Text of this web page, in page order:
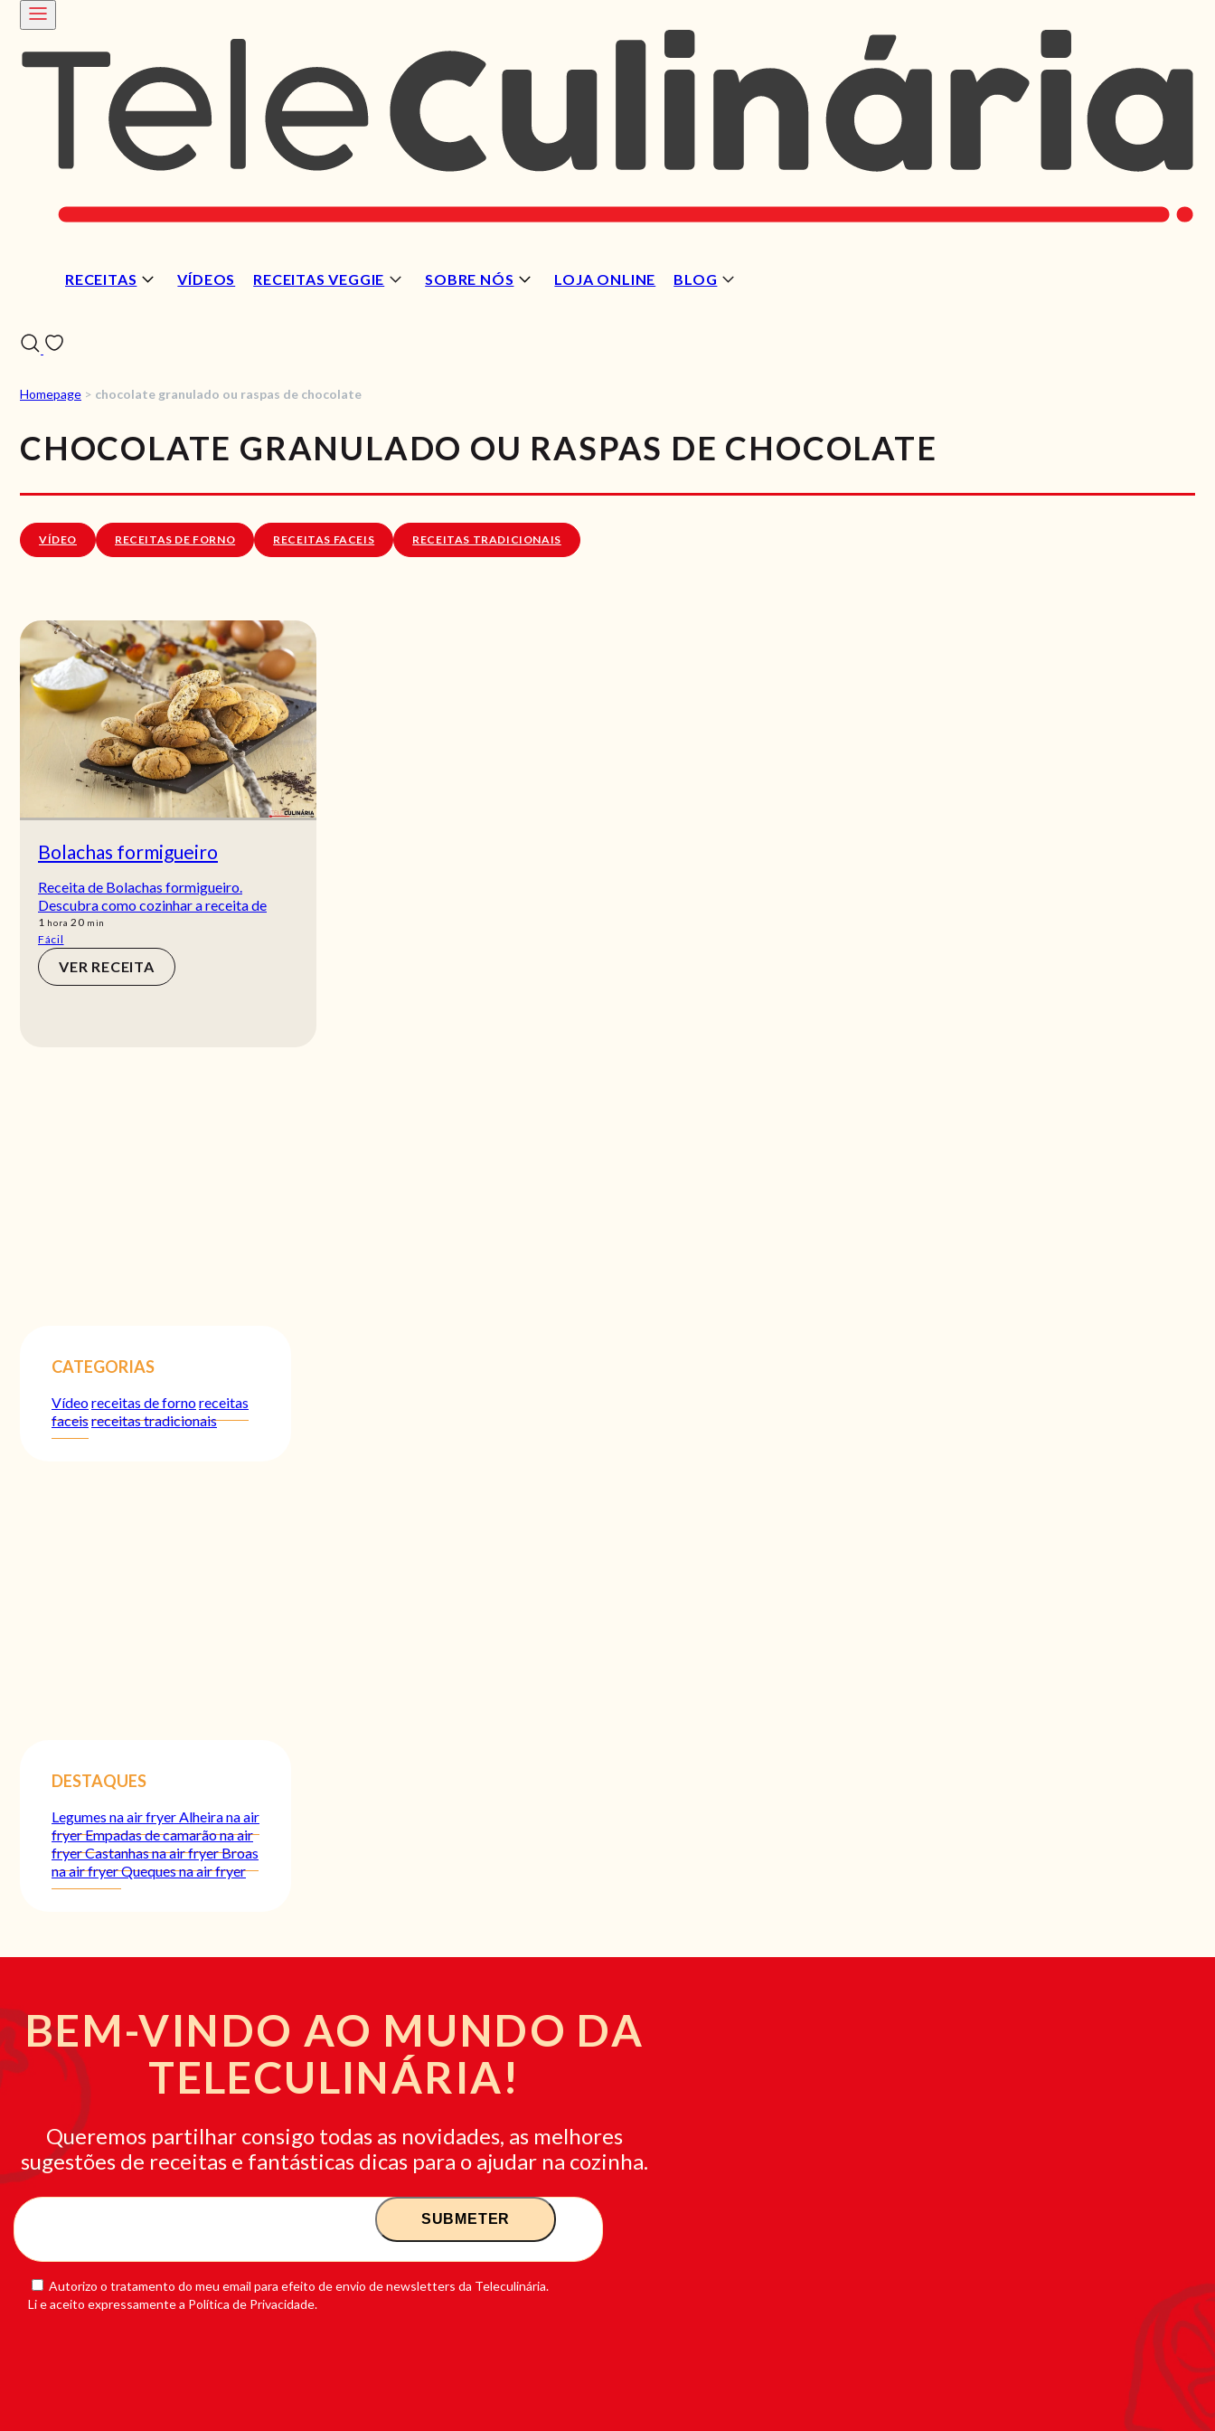
RECEITAS VÍDEOS RECEITAS VEGGIE SOBRE NÓS LOJA ONLINE BLOG
VÍDEOS
Homepage > chocolate granulado ou raspas de chocolate
CHOCOLATE GRANULADO OU RASPAS DE CHOCOLATE
VÍDEO RECEITAS DE FORNO RECEITAS FACEIS RECEITAS TRADICIONAIS
Bolachas formigueiro
Receita de Bolachas formigueiro.
Descubra como cozinhar a receita de
1 hora
hora 20min
min
Fácil
VER RECEITA
CATEGORIAS
Vídeoreceitas de fornoreceitas
faceisreceitas tradicionais
DESTAQUES
Legumes na air fryerAlheira na air
fryerEmpadas de camarão na air
fryerCastanhas na air fryerBroas
na air fryerQueques na air fryer
BEM-VINDO AO MUNDO DA
TELECULINÁRIA!
Queremos partilhar consigo todas as novidades, as melhores
sugestões de receitas e fantásticas dicas para o ajudar na cozinha.
Autorizo o tratamento do meu email para efeito de envio de newsletters da Teleculinária.
Li e aceito expressamente a Política de Privacidade.